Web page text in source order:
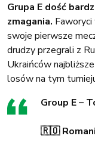
Grupa E dość
zmagania.
swoje pierwsze
drudzy przegrali z
Ukraińców
losów na tym
Group E –
🇷🇴